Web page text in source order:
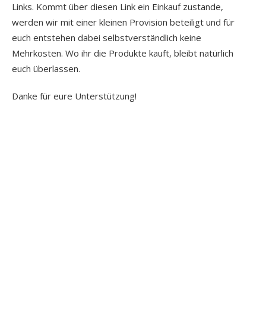
Links. Kommt über diesen Link ein Einkauf zustande,
werden wir mit einer kleinen Provision beteiligt und für
euch entstehen dabei selbstverständlich keine
Mehrkosten. Wo ihr die Produkte kauft, bleibt natürlich
euch überlassen.
Danke für eure Unterstützung!